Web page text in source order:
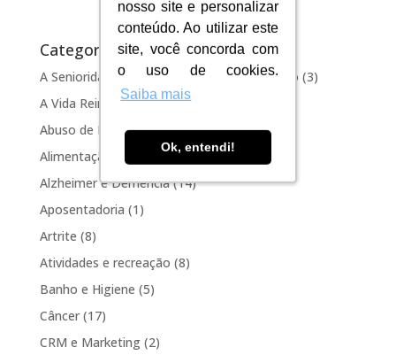
nosso site e personalizar
conteúdo. Ao utilizar este
site, você concorda com
o uso de cookies.
Saiba mais
Ok, entendi!
nosso site e personalizar
conteúdo. Ao utilizar este
site, você concorda com
o uso de cookies.
Saiba mais
Ok, entendi!
Categorias
A Senioridade e nossos desafios – Pensando (3)
A Vida Reimaginada(2)
Abuso de Idosos(2)
Alimentação
(4)
Alzheimer e Demência(14)
Aposentadoria (1)
Artrite (8)
Atividades e recreação (8)
Banho e Higiene (5)
Câncer(17)
CRM e Marketing(2)